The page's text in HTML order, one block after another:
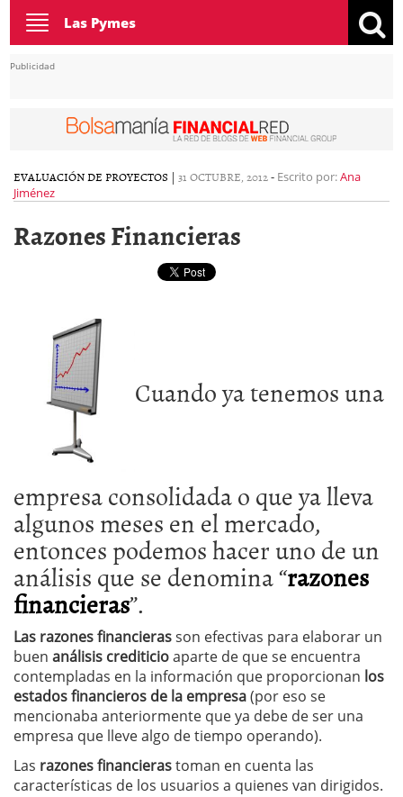
Toggle
navigation
Las Pymes
Publicidad
EVALUACIÓN DE PROYECTOS | 31 OCTUBRE, 2012- Escrito por:Ana
Jiménez
Razones Financieras
Cuando ya tenemos una
empresa consolidada o que ya lleva
algunos meses en el mercado,
entonces podemos hacer uno de un
análisis que se denomina “razones
financieras”.
Las razones financierasson efectivas para elaborar un
buen análisis crediticioaparte de que se encuentra
contempladas en la información que proporcionan los
estados financieros de la empresa(por eso se
mencionaba anteriormente que ya debe de ser una
empresa que lleve algo de tiempo operando).
Las razones financierastoman en cuenta las
características de los usuarios a quienes van dirigidos.